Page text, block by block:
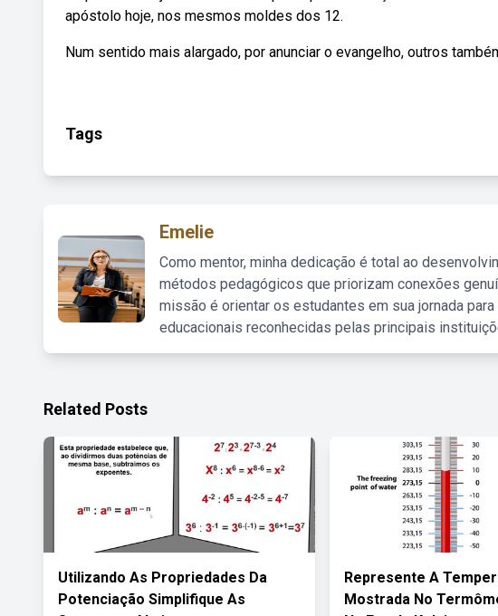
apóstolo hoje, nos mesmos moldes dos 12.
Num sentido mais alargado, por anunciar o evangelho, outros
Tags
Emelie
Como mentor, minha dedicação é total ao
métodos pedagógicos que priorizam conexões
missão é orientar os estudantes em sua jornada
educacionais reconhecidas pelas principais
Related Posts
Utilizando As Propriedades Da
Potenciação Simplifique As
Represente A
Mostrada No